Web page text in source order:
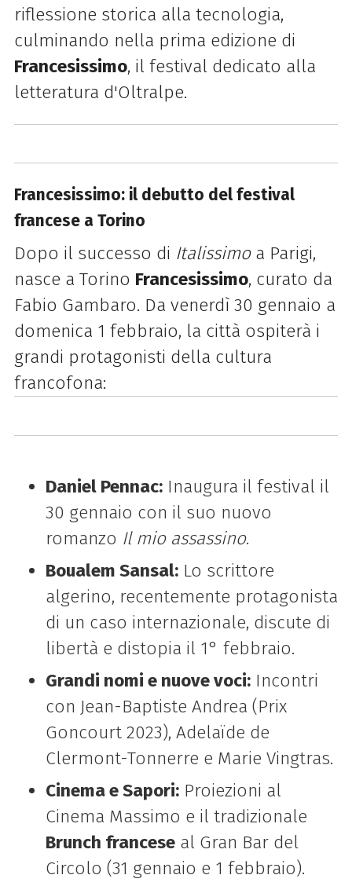
riflessione storica alla tecnologia,
culminando nella prima edizione di
Francesissimo, il festival dedicato alla
letteratura d'Oltralpe.
Francesissimo: il debutto del festival
francese a Torino
Dopo il successo di Italissimoa Parigi,
nasce a Torino Francesissimo, curato da
Fabio Gambaro. Da venerdì 30 gennaio a
domenica 1 febbraio, la città ospiterà i
grandi protagonisti della cultura
francofona:
Daniel Pennac:Inaugura il festival il
30 gennaio con il suo nuovo
romanzo Il mio assassino.
Boualem Sansal:Lo scrittore
algerino, recentemente protagonista
di un caso internazionale, discute di
libertà e distopia il 1° febbraio.
Grandi nomi e nuove voci:Incontri
con Jean-Baptiste Andrea (Prix
Goncourt 2023), Adelaïde de
Clermont-Tonnerre e Marie Vingtras.
Cinema e Sapori:Proiezioni al
Cinema Massimo e il tradizionale
Brunch franceseal Gran Bar del
Circolo (31 gennaio e 1 febbraio).